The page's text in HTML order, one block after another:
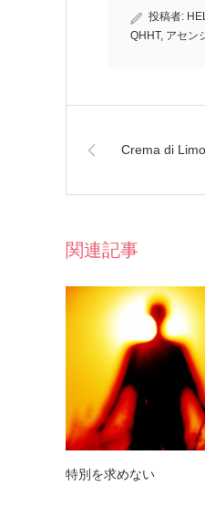
投稿者:
QHHT, アセン
Crema di
関連記事
特別を求めない